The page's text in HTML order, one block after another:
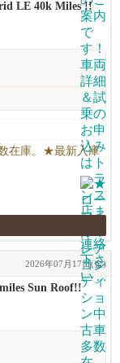
LE 40k Miles !!
在庫。★最新入庫
2026年07月17日(金)
Sun Roof!!